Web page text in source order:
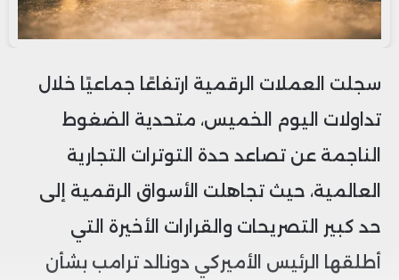
سجلت العملات الرقمية ارتفاعًا جماعيًا خلال
تداولات اليوم الخميس، متحدية الضغوط
الناجمة عن تصاعد حدة التوترات التجارية
العالمية، حيث تجاهلت الأسواق الرقمية إلى
حد كبير التصريحات والقرارات الأخيرة التي
أطلقها الرئيس الأميركي دونالد ترامب بشأن